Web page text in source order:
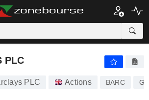
PLC
PLC Actions BARC